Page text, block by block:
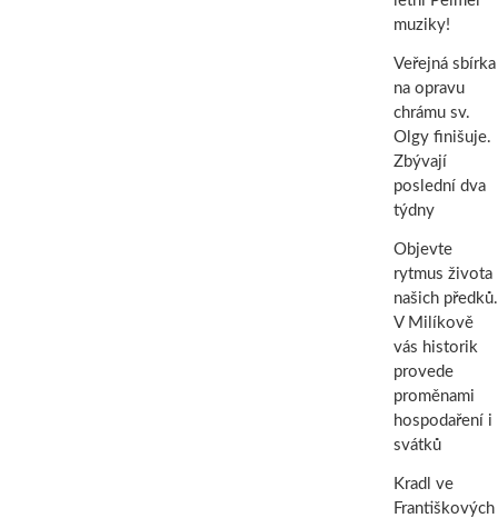
muziky!
Veřejná sbírka
na opravu
chrámu sv.
Olgy finišuje.
Zbývají
poslední dva
týdny
Objevte
rytmus života
našich předků.
V Milíkově
vás historik
provede
proměnami
hospodaření i
svátků
Kradl ve
Františkových